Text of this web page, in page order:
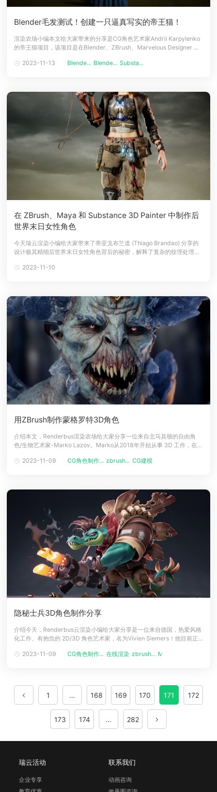
Blender毛发测试！创建一只逼真写实的帝王猫！
渲染农场小编本文给大家带来的分享是CG角色艺术家Andrii Karpylenko
的帝王猫项目，该项目是在Blender、ZBrush、Marvelous Designer 和
纹理和修饰流程。介绍大家好。我叫 Andrii Karpylenko，
2023-11-13 Blende... Blende... Substa...
在 ZBrush、Maya 和 Substance 3D Painter 中制作后
世界末日女性角色
今天瑞云渲染小编给大家带来了蒂亚戈布兰道 (Thiago Brandao) 分享的
设计极其精细后世界末日女性角色背后的秘密，解释了复杂的纹理处理过
自巴西，目前住在这里。从小，我就对数字世界，以及这个行业中的所有
2023-11-10
用ZBrush制作蒙格罗特3D角色
介绍本文，Renderbus渲染农场给大家分享一位来自北马其顿的自由角
色/生物艺术家-Marko Lazov。Marko从2018年开始从事 3D 工作，在过
Online 2》、《Tempest Rising》等游戏，下面一起阅读作者用ZBrush制
2023-11-09 CG角色制作... zbrush... CG建模
隐秘士兵3D角色制作分享
介绍今天，Renderbus云渲染小编给大家分享是一位来自德国，热爱风格
化工作、有抱负的 2D/3D 角色艺术家，名为Vivien Siemers！他目前正
验，但他希望将来能找到 2D 或 3D 角色艺术家的工作！目标Vivien制作
2023-11-09 CG角色制作... 在线渲染 zbrush...
1 ... 168 169 170 171 172
173 174 ... 282
瑞云活动
企业专享
联系我们
动画咨询